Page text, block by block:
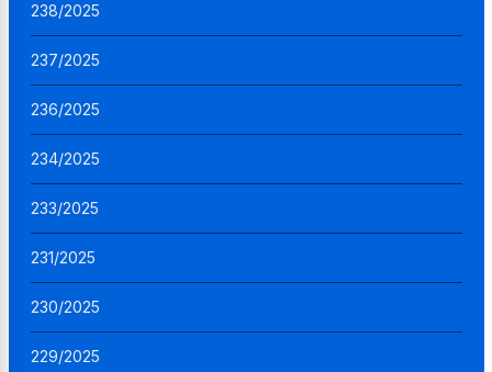
238/2025
237/2025
236/2025
234/2025
233/2025
231/2025
230/2025
229/2025